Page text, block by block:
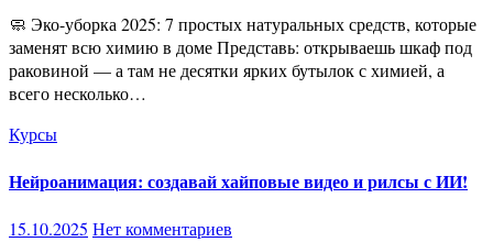
🧼 Эко-уборка 2025: 7 простых натуральных средств, которые
заменят всю химию в доме Представь: открываешь шкаф под
раковиной — а там не десятки ярких бутылок с химией, а
всего несколько…
Курсы
Нейроанимация: создавай хайповые видео и рилсы с ИИ!
15.10.2025 Нет комментариев